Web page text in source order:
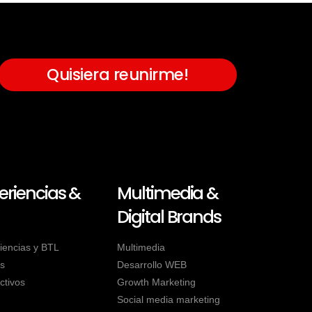
Quisiera reunirme!
&
y BTL
Multimedia &
Digital Brands
Multimedia
Desarrollo WEB
Growth Marketing
Social media marketing